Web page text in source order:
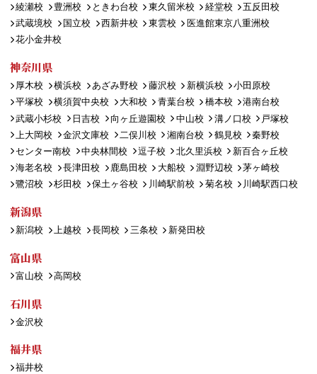
綾瀬校 豊洲校 ときわ台校 東久留米校 経堂校
五反田校
武蔵境校
国立校 西新井校 東雲校
医進館東京八重洲校
花小金井校
神奈川県
厚木校 横浜校 あざみ野校 藤沢校 新横浜校
小田原校
平塚校
横須賀中央校 大和校 青葉台校 橋本校
港南台校
武蔵小杉校
日吉校 向ヶ丘遊園校 中山校 溝ノ口校
戸塚校
上大岡校
金沢文庫校 二俣川校 湘南台校 鶴見校
秦野校
センター南校
中央林間校 逗子校 北久里浜校
新百合ヶ丘校
海老名校
長津田校 鹿島田校 大船校 淵野辺校
茅ヶ崎校
鷺沼校
杉田校 保土ヶ谷校 川崎駅前校 菊名校 川崎駅西口校
新潟県
新潟校 上越校 長岡校 三条校 新発田校
富山県
富山校 高岡校
石川県
金沢校
福井県
福井校